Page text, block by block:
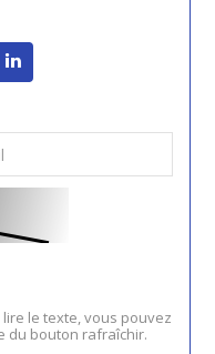
le texte, vous pouvez
du bouton rafraîchir.